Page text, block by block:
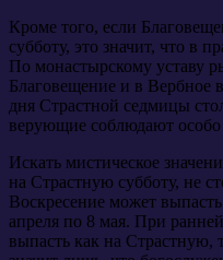
Кроме того, если
субботу, это значит, что в
По монастырскому уставу
Благовещение и в Вербное
дня Страстной седмицы
верующие соблюдают особо
Искать мистическое
на Страстную субботу, не
Воскресение может
апреля по 8 мая. При
выпасть как на